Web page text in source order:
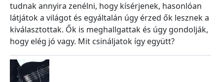
tudnak annyira zenélni, hogy kísérjenek, hasonlóan
látjátok a világot és egyáltalán úgy érzed ők lesznek a
kiválasztottak. Ők is meghallgattak és úgy gondolják,
hogy elég jó vagy. Mit csináljatok így együtt?